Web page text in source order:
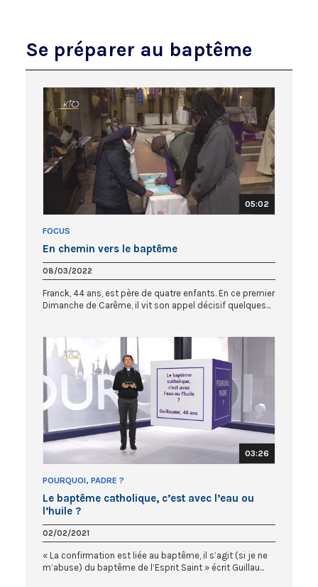
Se préparer au baptême
05:02
FOCUS
En chemin vers le baptême
08/03/2022
Franck, 44 ans, est père de quatre enfants. En ce premier
Dimanche de Carême, il vit son appel décisif quelques...
03:26
POURQUOI, PADRE ?
Le baptême catholique, c’est avec l’eau ou
l’huile ?
02/02/2021
« La confirmation est liée au baptême, il s’agit (si je ne
m’abuse) du baptême de l’Esprit Saint » écrit Guillau...